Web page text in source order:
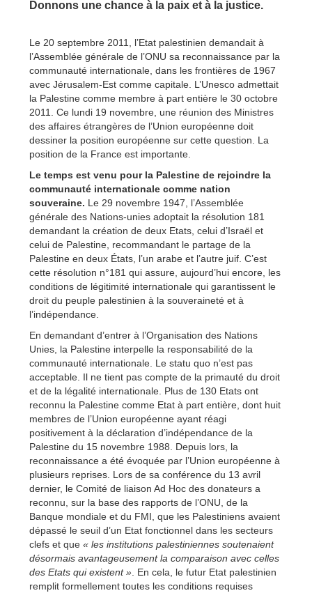
Donnons une chance à la paix et à la justice.
Le 20 septembre 2011, l’Etat palestinien demandait à
l’Assemblée générale de l’ONU sa reconnaissance par la
communauté internationale, dans les frontières de 1967
avec Jérusalem-Est comme capitale. L’Unesco admettait
la Palestine comme membre à part entière le 30 octobre
2011. Ce lundi 19 novembre, une réunion des Ministres
des affaires étrangères de l’Union européenne doit
dessiner la position européenne sur cette question. La
position de la France est importante.
Le temps est venu pour la Palestine de rejoindre la
communauté internationale comme nation
souveraine. Le 29 novembre 1947, l’Assemblée
générale des Nations-unies adoptait la résolution 181
demandant la création de deux Etats, celui d’Israël et
celui de Palestine, recommandant le partage de la
Palestine en deux États, l’un arabe et l’autre juif. C’est
cette résolution n°181 qui assure, aujourd’hui encore, les
conditions de légitimité internationale qui garantissent le
droit du peuple palestinien à la souveraineté et à
l’indépendance.
En demandant d’entrer à l’Organisation des Nations
Unies, la Palestine interpelle la responsabilité de la
communauté internationale. Le statu quo n’est pas
acceptable. Il ne tient pas compte de la primauté du droit
et de la légalité internationale. Plus de 130 Etats ont
reconnu la Palestine comme Etat à part entière, dont huit
membres de l’Union européenne ayant réagi
positivement à la déclaration d’indépendance de la
Palestine du 15 novembre 1988. Depuis lors, la
reconnaissance a été évoquée par l’Union européenne à
plusieurs reprises. Lors de sa conférence du 13 avril
dernier, le Comité de liaison Ad Hoc des donateurs a
reconnu, sur la base des rapports de l’ONU, de la
Banque mondiale et du FMI, que les Palestiniens avaient
dépassé le seuil d’un Etat fonctionnel dans les secteurs
clefs et que « les institutions palestiniennes soutenaient
désormais avantageusement la comparaison avec celles
des Etats qui existent ». En cela, le futur Etat palestinien
remplit formellement toutes les conditions requises